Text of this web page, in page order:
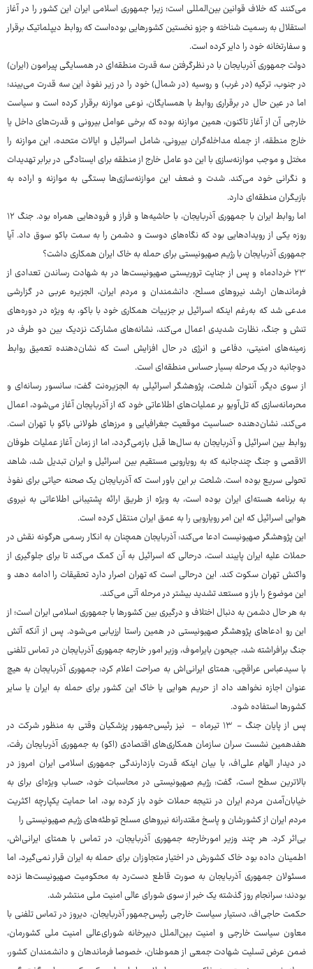
می‌کنند که خلاف قوانین بین‌المللی است؛ زیرا جمهوری اسلامی ایران این کشور را در آغاز
استقلال به رسمیت شناخته و جزو نخستین کشورهایی بوده‌است که روابط دیپلماتیک برقرار
و سفارتخانه خود را دایر کرده است.
دولت جمهوری آذربایجان با در نظرگرفتن سه قدرت منطقه‌ای در همسایگی پیرامون (ایران)
در جنوب، ترکیه (در غرب) و روسیه (در شمال) خود را در زیر نفوذ این سه قدرت می‌بیند؛
اما در عین حال در برقراری روابط با همسایگان، نوعی موازنه برقرار کرده است و سیاست
خارجی آن از آغاز تاکنون، همین موازنه بوده که برخی عوامل بیرونی و قدرت‌های داخل یا
خارج منطقه، از جمله مداخله‌گران بیرونی، شامل اسرائیل و ایالات متحده، این موازنه را
مختل و موجب موازنه‌سازی با این دو عامل خارج از منطقه برای ایستادگی در برابر تهدیدات
و نگرانی خود می‌کند. شدت و ضعف این موازنه‌سازی‌ها بستگی به موازنه و اراده به
بازیگران منطقه‌ای دارد.
اما روابط ایران با جمهوری آذربایجان، با حاشیه‌ها و فراز و فرودهایی همراه بود. جنگ ۱۲
روزه یکی از رویدادهایی بود که نگاه‌های دوست و دشمن را به سمت باکو سوق داد. آیا
جمهوری آذربایجان با رژیم صهیونیستی برای حمله به خاک ایران همکاری داشت؟
۲۳ خردادماه و پس از جنایت تروریستی صهیونیست‌ها در به شهادت رساندن تعدادی از
فرماندهان ارشد نیروهای مسلح، دانشمندان و مردم ایران، الجزیره عربی در گزارشی
مدعی شد که به‌رغم اینکه اسرائیل بر جزییات همکاری خود با باکو، به ویژه در دوره‌های
تنش و جنگ، نظارت شدیدی اعمال می‌کند، نشانه‌های مشارکت نزدیک بین دو طرف در
زمینه‌های امنیتی، دفاعی و انرژی در حال افزایش است که نشان‌دهنده تعمیق روابط
دوجانبه در یک مرحله بسیار حساس منطقه‌ای است.
از سوی دیگر، آنتوان شلحت، پژوهشگر اسرائیلی به الجزیره‌نت گفت: سانسور رسانه‌ای و
محرمانه‌سازی که تل‌آویو بر عملیات‌های اطلاعاتی خود که از آذربایجان آغاز می‌شود، اعمال
می‌کند، نشان‌دهنده حساسیت موقعیت جغرافیایی و مرزهای طولانی باکو با تهران است.
روابط بین اسرائیل و آذربایجان به سال‌ها قبل بازمی‌گردد، اما از زمان آغاز عملیات طوفان
الاقصی و جنگ چندجانبه که به رویارویی مستقیم بین اسرائیل و ایران تبدیل شد، شاهد
تحولی سریع بوده است. شلحت بر این باور است که آذربایجان یک صحنه حیاتی برای نفوذ
به برنامه هسته‌ای ایران بوده است، به ویژه از طریق ارائه پشتیبانی اطلاعاتی به نیروی
هوایی اسرائیل که این امر رویارویی را به عمق ایران منتقل کرده است.
این پژوهشگر صهیونیست ادعا می‌کند: آذربایجان همچنان به انکار رسمی هرگونه نقش در
حملات علیه ایران پایبند است، درحالی که اسرائیل به آن کمک می‌کند تا برای جلوگیری از
واکنش تهران سکوت کند. این درحالی است که تهران اصرار دارد تحقیقات را ادامه دهد و
این موضوع را باز و مستعد تشدید بیشتر در مرحله آتی می‌کند.
به هر حال دشمن به دنبال اختلاف و درگیری بین کشورها با جمهوری اسلامی ایران است؛ از
این رو ادعاهای پژوهشگر صهیونیستی در همین راستا ارزیابی می‌شود. پس از آنکه آتش
جنگ برافراشته شد، جیحون بایراموف، وزیر امور خارجه جمهوری آذربایجان در تماس تلفنی
با سیدعباس عراقچی، همتای ایرانی‌اش به صراحت اعلام کرد: جمهوری آذربایجان به هیچ
عنوان اجازه نخواهد داد از حریم هوایی یا خاک این کشور برای حمله به ایران یا سایر
کشورها استفاده شود.
پس از پایان جنگ - ۱۳ تیرماه - نیز رئیس‌جمهور پزشکیان وقتی به منظور شرکت در
هفدهمین نشست سران سازمان همکاری‌های اقتصادی (اکو) به جمهوری آذربایجان رفت،
در دیدار الهام علی‌اف، با بیان اینکه قدرت بازدارندگی جمهوری اسلامی ایران امروز در
بالاترین سطح است، گفت: رژیم صهیونیستی در محاسبات خود، حساب ویژه‌ای برای به
خیابان‌آمدن مردم ایران در نتیجه حملات خود باز کرده بود، اما حمایت یکپارچه اکثریت
مردم ایران از کشورشان و پاسخ مقتدرانه نیروهای مسلح توطئه‌های رژیم صهیونیستی را
بی‌اثر کرد. هر چند وزیر امورخارجه جمهوری آذربایجان، در تماس با همتای ایرانی‌اش،
اطمینان داده بود خاک کشورش در اختیار متجاوزان برای حمله به ایران قرار نمی‌گیرد، اما
مسئولان جمهوری آذربایجان به صورت قاطع دست‌رد به محکومیت صهیونیست‌ها نزده
بودند؛ سرانجام روز گذشته یک خبر از سوی شورای عالی امنیت ملی منتشر شد.
حکمت حاجی‌اف، دستیار سیاست خارجی رئیس‌جمهور آذربایجان، دیروز در تماس تلفنی با
معاون سیاست خارجی و امنیت بین‌الملل دبیرخانه شورای‌عالی امنیت ملی کشورمان،
ضمن عرض تسلیت شهادت جمعی از هموطنان، خصوصا فرماندهان و دانشمندان کشور،